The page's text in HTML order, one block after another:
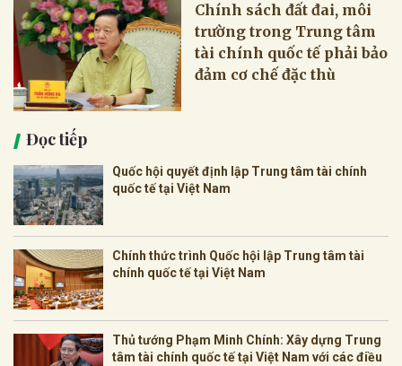
Chính sách đất đai, môi
trường trong Trung tâm
tài chính quốc tế phải bảo
đảm cơ chế đặc thù
Đọc tiếp
Quốc hội quyết định lập Trung tâm tài chính
quốc tế tại Việt Nam
Chính thức trình Quốc hội lập Trung tâm tài
chính quốc tế tại Việt Nam
Thủ tướng Phạm Minh Chính: Xây dựng Trung
tâm tài chính quốc tế tại Việt Nam với các điều